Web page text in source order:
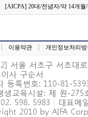
[AICPA] 20대/전념자/약 14개
이용약관 개인정보처리
서울 서초구 서초대
사 구순서
등록번호: 110-81-
생교육시설: 제 원-
598. 5983 | 대표메
2010 by AIFA